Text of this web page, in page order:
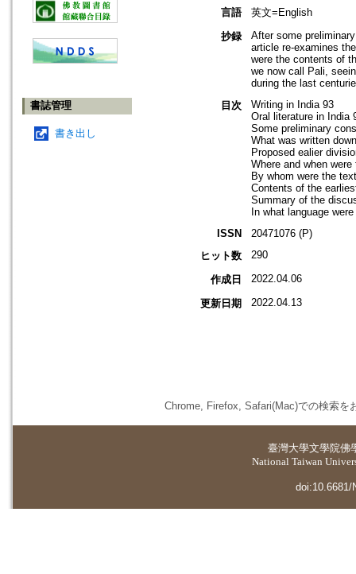
書誌管理
書き出し
言語
英文=English
抄録
After some
article re-examines
were the contents of
we now call Pali,
during the last
目次
Writing in India 93
Oral literature in India
Some preliminary
What was written
Proposed ealier
Where and when
By whom were the
Contents of the
Summary of the
In what language
ISSN
20471076 (P)
ヒット数
290
作成日 2022.04.06
更新日期 2022.04.13
Chrome, Firefox, Safari(Mac)での検索を
臺灣大學文學院佛
National Taiwan
doi:10.6681/